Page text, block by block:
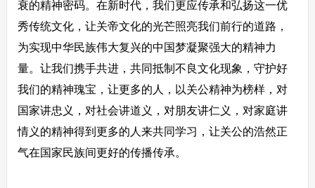
衰的精神密码。在新时代，我们更应传承和弘扬这一优
秀传统文化，让关帝文化的光芒照亮我们前行的道路，
为实现中华民族伟大复兴的中国梦凝聚强大的精神力
量。让我们携手共进，共同抵制不良文化现象，守护好
我们的精神瑰宝，让更多的人，以关公精神为榜样，对
国家讲忠义，对社会讲道义，对朋友讲仁义，对家庭讲
情义的精神得到更多的人来共同学习，让关公的浩然正
气在国家民族间更好的传播传承。